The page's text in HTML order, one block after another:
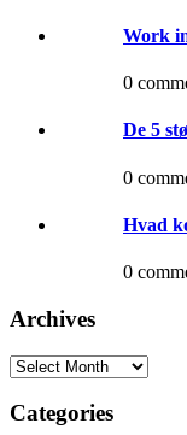
Work
0
De 5
0
Hvad
0
Archives
Categories